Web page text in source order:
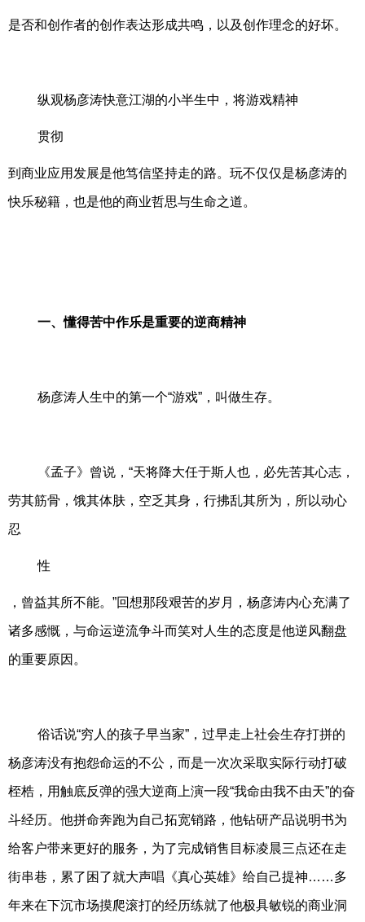
是否和创作者的创作表达形成共鸣，以及创作理念的好坏。
纵观杨彦涛快意江湖的小半生中，将游戏精神
贯彻
到商业应用发展是他笃信坚持走的路。玩不仅仅是杨彦涛的
快乐秘籍，也是他的商业哲思与生命之道。
一、懂得苦中作乐是重要的逆商精神
杨彦涛人生中的第一个“游戏”，叫做生存。
《孟子》曾说，“天将降大任于斯人也，必先苦其心志，
劳其筋骨，饿其体肤，空乏其身，行拂乱其所为，所以动心
忍
性
，曾益其所不能。”回想那段艰苦的岁月，杨彦涛内心充满了
诸多感慨，与命运逆流争斗而笑对人生的态度是他逆风翻盘
的重要原因。
俗话说“穷人的孩子早当家”，过早走上社会生存打拼的
杨彦涛没有抱怨命运的不公，而是一次次采取实际行动打破
桎梏，用触底反弹的强大逆商上演一段“我命由我不由天”的奋
斗经历。他拼命奔跑为自己拓宽销路，他钻研产品说明书为
给客户带来更好的服务，为了完成销售目标凌晨三点还在走
街串巷，累了困了就大声唱《真心英雄》给自己提神……多
年来在下沉市场摸爬滚打的经历练就了他极具敏锐的商业洞